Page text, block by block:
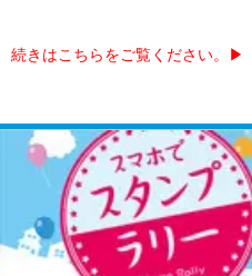
続きはこちらをご覧ください。▶︎